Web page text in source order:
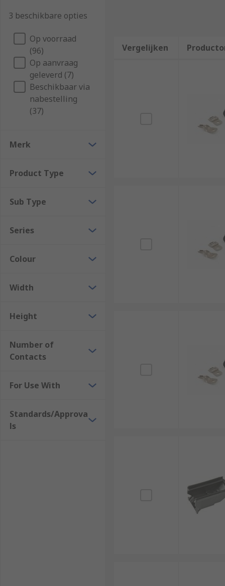
backshells are often colour-coded or labelled so
Why automotive connector backshells?
Automotive connector backshells can be used to
which they will be used. This enables connections to
3 beschikbare opties
Op voorraad
(96)
Op aanvraag
geleverd (7)
Beschikbaar via
nabestelling
(37)
Merk
Product Type
Sub Type
Series
Colour
Width
Height
Number of
Contacts
For Use With
Standards/Approva
ls
Vergelijken